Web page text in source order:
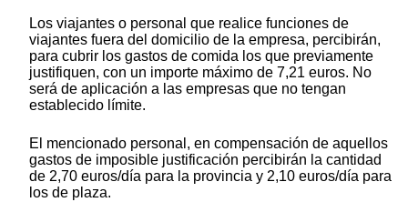
Los viajantes o personal que realice funciones de
viajantes fuera del domicilio de la empresa, percibirán,
para cubrir los gastos de comida los que previamente
justifiquen, con un importe máximo de 7,21 euros. No
será de aplicación a las empresas que no tengan
establecido límite.
El mencionado personal, en compensación de aquellos
gastos de imposible justificación percibirán la cantidad
de 2,70 euros/día para la provincia y 2,10 euros/día para
los de plaza.